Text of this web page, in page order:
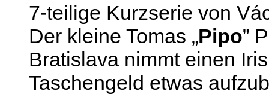
7-teilige Kurzserie von
Der kleine Tomas „Pipo”
Bratislava nimmt einen
Taschengeld etwas